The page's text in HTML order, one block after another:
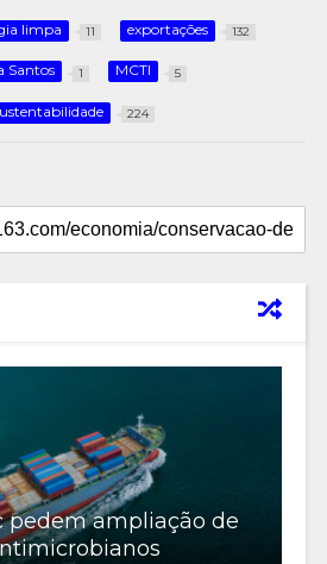
limpa 11 exportações 132
Santos 1 MCTI 5
224
pedem ampliação de